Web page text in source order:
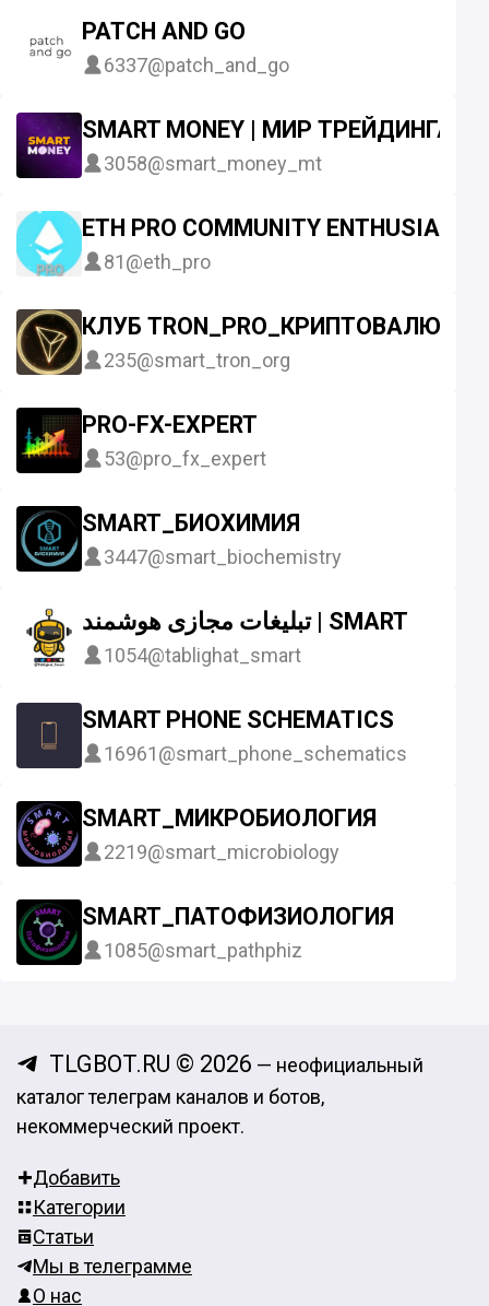
PATCH AND GO
6337@patch_and_go
SMART MONEY | МИР ТРЕЙДИНГА
3058@smart_money_mt
ETH PRO COMMUNITY ENTHUSIAST
81@eth_pro
КЛУБ TRON_PRO_КРИПТОВАЛЮТУ
235@smart_tron_org
PRO-FX-EXPERT
53@pro_fx_expert
SMART_БИОХИМИЯ
3447@smart_biochemistry
تبلیغات مجازی هوشمند | SMART
1054@tablighat_smart
SMART PHONE SCHEMATICS
16961@smart_phone_schematics
SMART_МИКРОБИОЛОГИЯ
2219@smart_microbiology
SMART_ПАТОФИЗИОЛОГИЯ
1085@smart_pathphiz
TLGBOT.RU © 2026 — неофициальный
каталог телеграм каналов и ботов,
некоммерческий проект.
Добавить
Категории
Статьи
Мы в телеграмме
О нас